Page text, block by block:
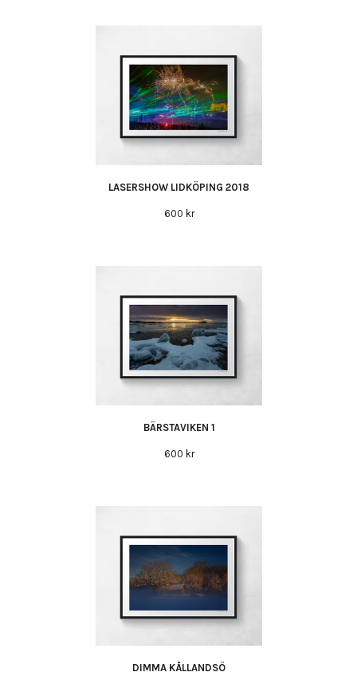
LASERSHOW LIDKÖPING 2018
600 kr
BÄRSTAVIKEN 1
600 kr
DIMMA KÅLLANDSÖ